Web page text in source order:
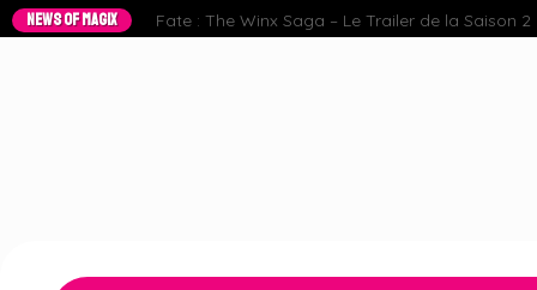
NEWS OF MAGIX Fate : The Winx Saga – Le Trailer de la Saison